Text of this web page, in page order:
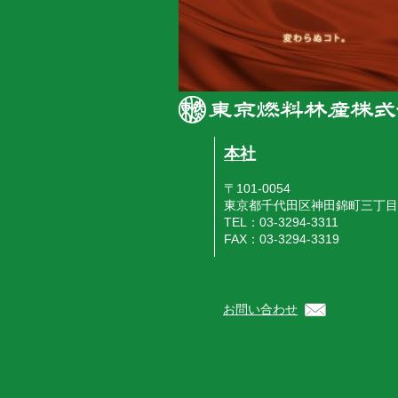
本社
〒101-0054
東京都千代田区神田錦町三丁
TEL：03-3294-3311
FAX：03-3294-3319
お問い合わせ